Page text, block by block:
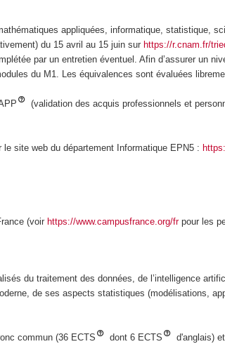
appliquées, informatique, statistique,
du 15 avril au 15 juin surhttps://r.cnam.fr/
par un entretien éventuel. Afin d’assurer un
du M1. Les équivalences sont évaluées
(validation des acquis professionnels et
site web du département Informatique EPN5 :
(voirhttps://www.campusfrance.org/frpour les
du traitement des données, de l’intelligence
de ses aspects statistiques (modélisations,
commun (36 ECTS dont 6 ECTS d'anglais)